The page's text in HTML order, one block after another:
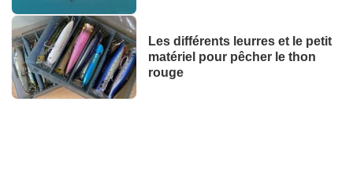
Les différents leurres et le petit
matériel pour pêcher le thon
rouge